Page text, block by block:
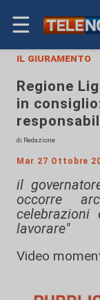
☰
il giuramento
Regione
in
di Redazione
Mar 27 Ottobre
il
occorre
lavorare"
Video